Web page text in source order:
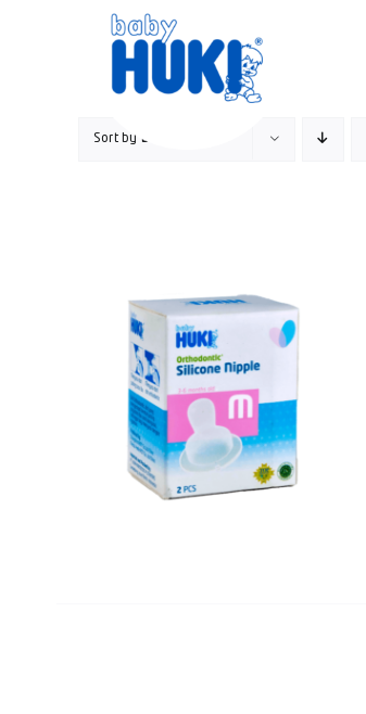
Sort by Default Order